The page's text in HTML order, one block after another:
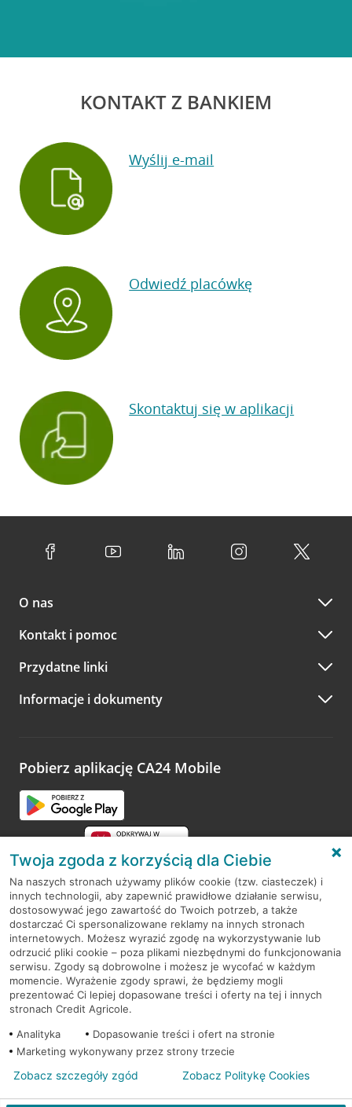
KONTAKT Z BANKIEM
Wyślij e-mail
Odwiedź placówkę
Skontaktuj się w aplikacji
O nas
Kontakt i pomoc
Przydatne linki
Informacje i dokumenty
Pobierz aplikację CA24 Mobile
RODO
Regulamin serwisu
Mapa serwisu
PolitykaCookies
© 2026 Credit Agricole Bank Polska S.A. Wszelkie prawa zastrzeżone
Twoja zgoda z korzyścią dla Ciebie
Na naszych stronach używamy plików cookie (tzw. ciasteczek) i
innych technologii, aby zapewnić prawidłowe działanie serwisu,
dostosowywać jego zawartość do Twoich potrzeb, a także
dostarczać Ci spersonalizowane reklamy na innych stronach
internetowych. Możesz wyrazić zgodę na wykorzystywanie lub
odrzucić pliki cookie – poza plikami niezbędnymi do funkcjonowania
serwisu. Zgody są dobrowolne i możesz je wycofać w każdym
momencie. Wyrażenie zgody sprawi, że będziemy mogli
prezentować Ci lepiej dopasowane treści i oferty na tej i innych
stronach Credit Agricole.
Analityka
Dopasowanie treści i ofert na stronie
Marketing wykonywany przez strony trzecie
Zobacz szczegóły zgód Zobacz Politykę Cookies